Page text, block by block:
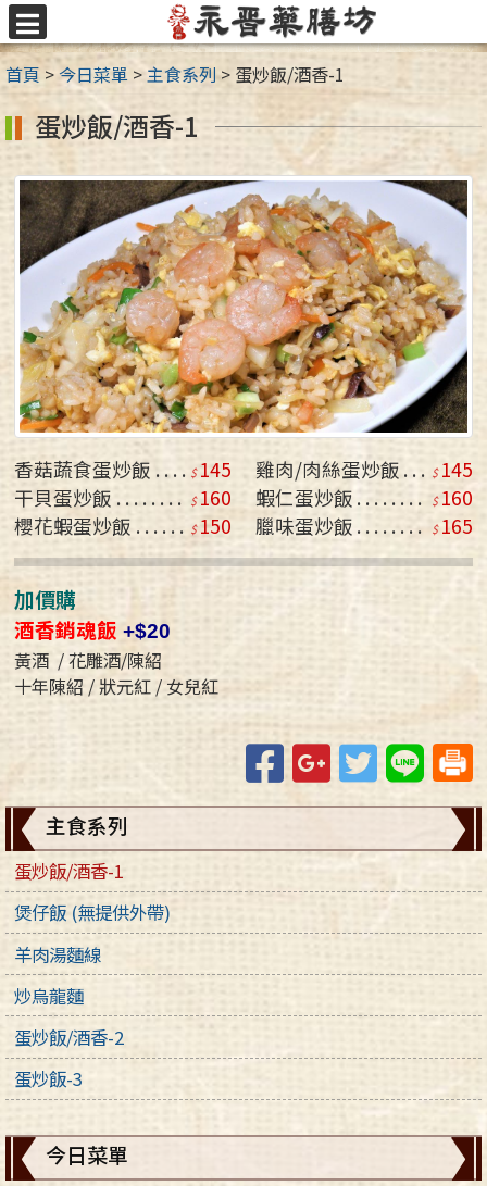
跳
至
主
要
內
容
首頁 >今日菜單 >主食系列> 蛋炒飯/酒香-1
主食系列
蛋炒飯/酒香-1
煲仔飯 (無提供外帶)
羊肉湯麵線
炒烏龍麵
蛋炒飯/酒香-2
蛋炒飯-3
今日菜單
蛋炒飯/酒香-1
香菇蔬食蛋炒飯 145 雞肉/肉絲蛋炒飯
145
干貝蛋炒飯
160 蝦仁蛋炒飯
160
櫻花蝦蛋炒飯
150 臘味蛋炒飯 165
加價購
酒香銷魂飯 +$20
黃酒 / 花雕酒/陳紹
十年陳紹 / 狀元紅 / 女兒紅
FacebookGoogle+TwitterLine
選
單